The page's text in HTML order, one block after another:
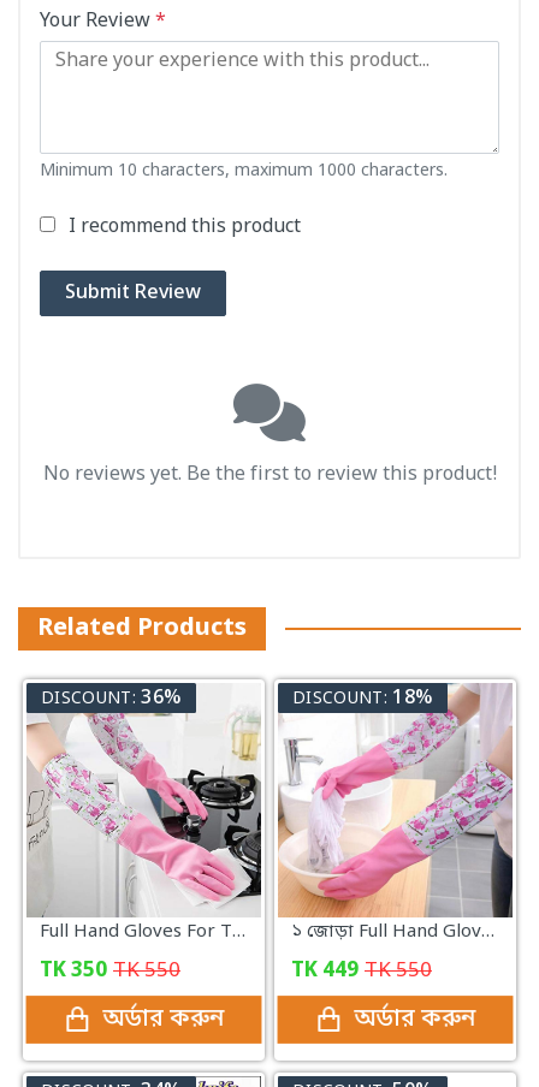
Your Review*
Minimum 10 characters, maximum 1000 characters.
I recommend this product
Submit Review
No reviews yet. Be the first to review this product!
Related Products
DISCOUNT: 36%
Full Hand Gloves For The Kitchen
TK350 TK550
অর্ডার করুন
DISCOUNT: 18%
১ জোড়া Full Hand Gloves For The Kitchen
TK 449 TK550
অর্ডার করুন